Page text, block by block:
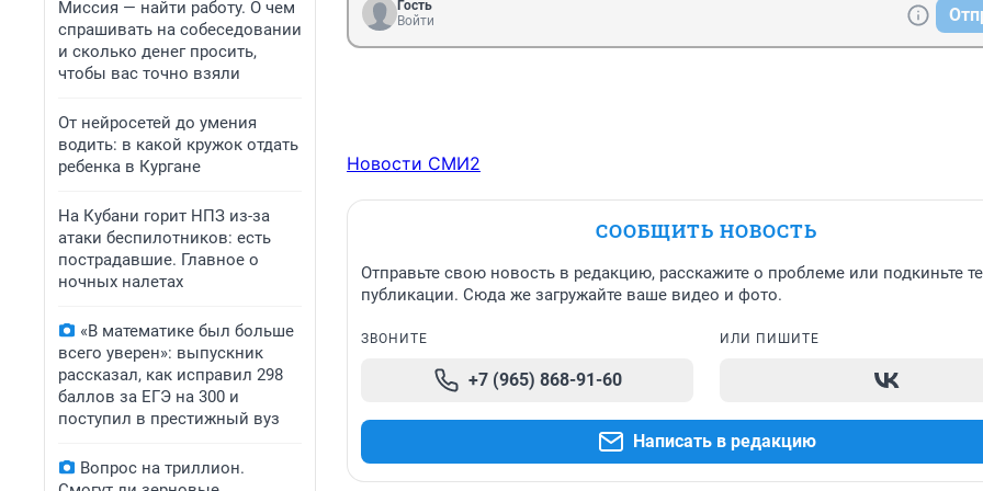
Миссия — найти работу. О чем
спрашивать на собеседовании
и сколько денег просить,
чтобы вас точно взяли
От нейросетей до умения
водить: в какой кружок отдать
ребенка в Кургане
На Кубани горит НПЗ из-за
атаки беспилотников: есть
пострадавшие. Главное о
ночных налетах
«В математике был больше
всего уверен»: выпускник
рассказал, как исправил 298
баллов за ЕГЭ на 300 и
поступил в престижный вуз
Вопрос на триллион.
Гость
Войти
Новости СМИ2
СООБЩИТЬ НОВОСТЬ
Отправьте свою новость в редакцию, расскажите о проблеме или подкиньте
публикации. Сюда же загружайте ваше видео и фото.
ЗВОНИТЕ
+7 (965) 868-91-60
ИЛИ ПИШИТЕ
Написать в редакцию